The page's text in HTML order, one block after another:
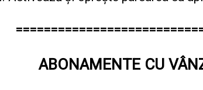
ABONAMENTE CU